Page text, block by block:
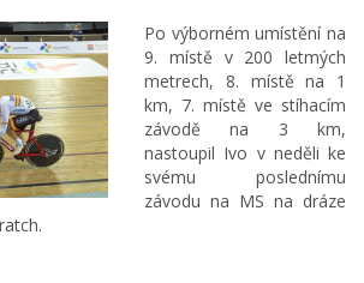
Face
Po výborném umístění na
9. místě v 200 letmých
metrech, 8. místě na 1
km, 7. místě ve stíhacím
závodě na 3 km,
nastoupil Ivo v neděli ke
svému poslednímu
závodu na MS na dráze